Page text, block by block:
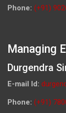
Phone: (+91)
Managing
Durgendra
E-mail Id:
Phone: (+91)